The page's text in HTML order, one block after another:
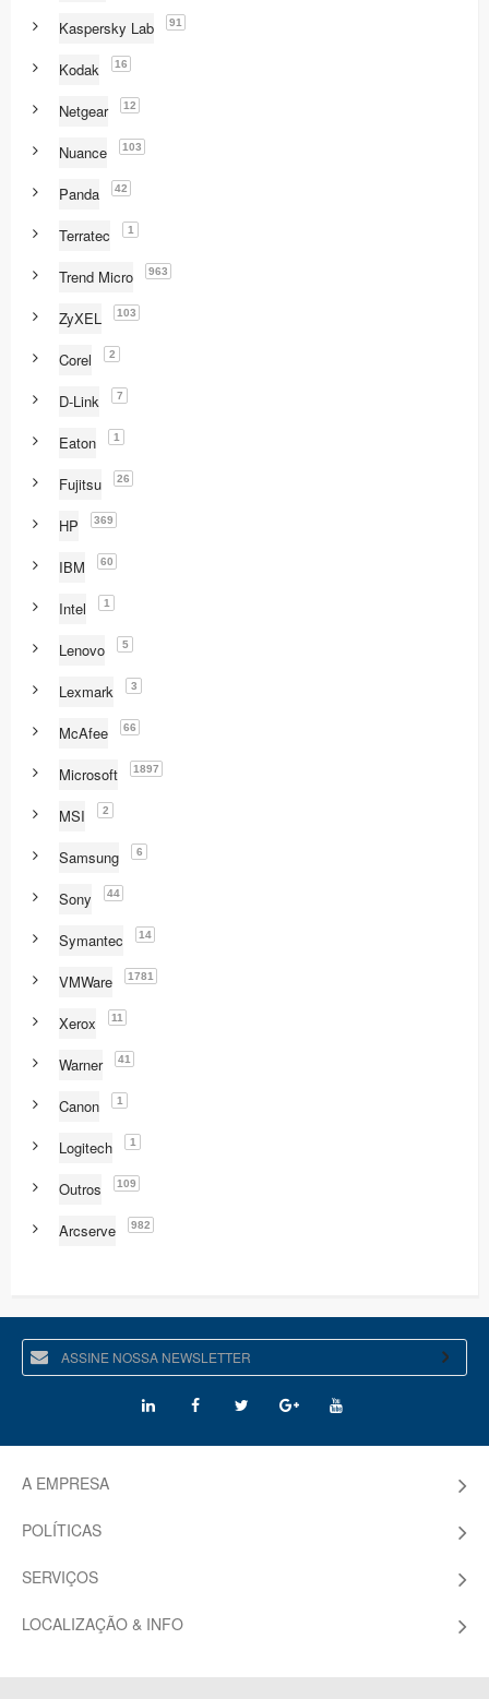
Kaspersky Lab 91
Kodak 16
Netgear 12
Nuance 103
Panda 42
Terratec 1
Trend Micro 963
ZyXEL 103
Corel 2
D-Link 7
Eaton 1
Fujitsu 26
HP 369
IBM 60
Intel 1
Lenovo 5
Lexmark 3
McAfee 66
Microsoft 1897
MSI 2
Samsung 6
Sony 44
Symantec 14
VMWare 1781
Xerox 11
Warner 41
Canon 1
Logitech 1
Outros 109
Arcserve 982
A EMPRESA
POLÍTICAS
SERVIÇOS
LOCALIZAÇÃO & INFO